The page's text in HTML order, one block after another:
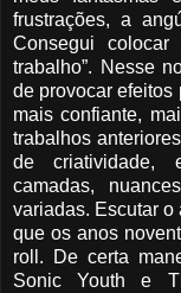
frustrações, a
Consegui colocar
trabalho”. Nesse
de provocar efeitos
mais confiante,
trabalhos
de criatividade,
camadas,
variadas. Escutar
que os anos
roll. De certa
Sonic Youth e